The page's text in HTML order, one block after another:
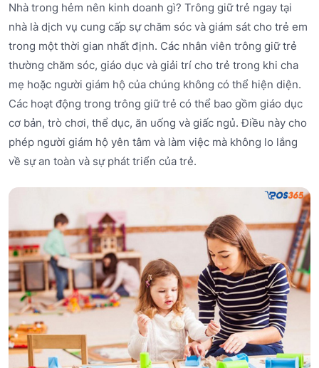
Nhà trong hẻm nên kinh doanh gì? Trông giữ trẻ ngay tại
nhà là dịch vụ cung cấp sự chăm sóc và giám sát cho trẻ em
trong một thời gian nhất định. Các nhân viên trông giữ trẻ
thường chăm sóc, giáo dục và giải trí cho trẻ trong khi cha
mẹ hoặc người giám hộ của chúng không có thể hiện diện.
Các hoạt động trong trông giữ trẻ có thể bao gồm giáo dục
cơ bản, trò chơi, thể dục, ăn uống và giấc ngủ. Điều này cho
phép người giám hộ yên tâm và làm việc mà không lo lắng
về sự an toàn và sự phát triển của trẻ.